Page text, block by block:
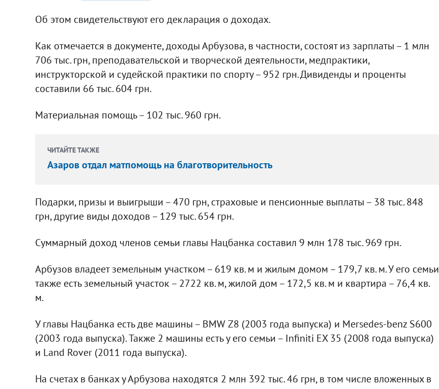
Об этом свидетельствуют его декларация о доходах.
Как отмечается в документе, доходы Арбузова, в частности, состоят из зарплаты – 1 млн
706 тыс. грн, преподавательской и творческой деятельности, медпрактики,
инструкторской и судейской практики по спорту – 952 грн. Дивиденды и проценты
составили 66 тыс. 604 грн.
Материальная помощь – 102 тыс. 960 грн.
ЧИТАЙТЕ ТАКЖЕ
Азаров отдал матпомощь на благотворительность
Подарки, призы и выигрыши – 470 грн, страховые и пенсионные выплаты – 38 тыс. 848
грн, другие виды доходов – 129 тыс. 654 грн.
Суммарный доход членов семьи главы Нацбанка составил 9 млн 178 тыс. 969 грн.
Арбузов владеет земельным участком – 619 кв. м и жилым домом – 179,7 кв. м. У его семьи
также есть земельный участок – 2722 кв. м, жилой дом – 172,5 кв. м и квартира – 76,4 кв.
м.
У главы Нацбанка есть две машины – BMW Z8 (2003 года выпуска) и Mersedes-benz S600
(2003 года выпуска). Также 2 машины есть у его семьи – Infiniti EX 35 (2008 года выпуска)
и Land Rover (2011 года выпуска).
На счетах в банках у Арбузова находятся 2 млн 392 тыс. 46 грн, в том числе вложенных в